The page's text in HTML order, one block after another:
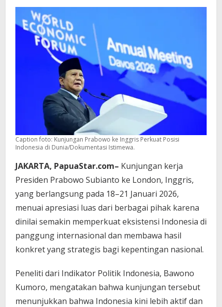
Caption foto: Kunjungan Prabowo ke Inggris Perkuat Posisi
Indonesia di Dunia/Dokumentasi Istimewa.
JAKARTA, PapuaStar.com– Kunjungan kerja
Presiden Prabowo Subianto ke London, Inggris,
yang berlangsung pada 18–21 Januari 2026,
menuai apresiasi luas dari berbagai pihak karena
dinilai semakin memperkuat eksistensi Indonesia di
panggung internasional dan membawa hasil
konkret yang strategis bagi kepentingan nasional.
Peneliti dari Indikator Politik Indonesia, Bawono
Kumoro, mengatakan bahwa kunjungan tersebut
menunjukkan bahwa Indonesia kini lebih aktif dan